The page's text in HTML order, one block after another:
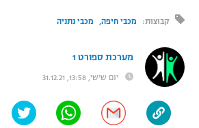
"מעל הליגה" – פודקאסט
"מחצית בשכונה" – פודקאסט
מכבי נתניה
בני יהודה
ספורט אולימפי
UFC
היאבקות WWE
אופניים
קבוצות: מכבי חיפה מכבי נתניה
מערכת ספורט 1
יום שישי, 13:58, 31.12.21